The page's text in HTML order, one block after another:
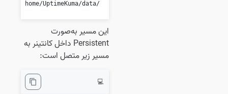
/home/UptimeKuma/data
این مسیر به‌صورت
Persistent داخل کانتینر به
مسیر زیر متصل است:
💻